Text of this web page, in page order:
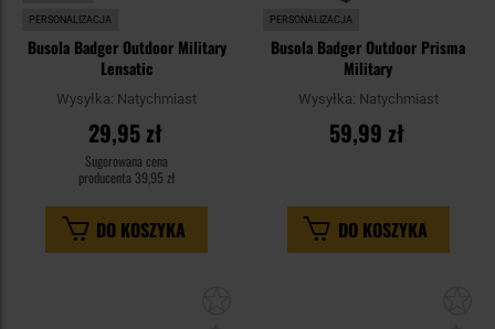
PERSONALIZACJA
Busola Badger Outdoor Military
Lensatic
Wysyłka: Natychmiast
29,95 zł
Sugerowana cena
producenta 39,95 zł
DO KOSZYKA
PERSONALIZACJA
Busola Badger Outdoor Prisma
Military
Wysyłka: Natychmiast
59,99 zł
DO KOSZYKA